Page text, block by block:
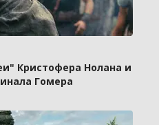
Кристофера Нолана и
Гомера